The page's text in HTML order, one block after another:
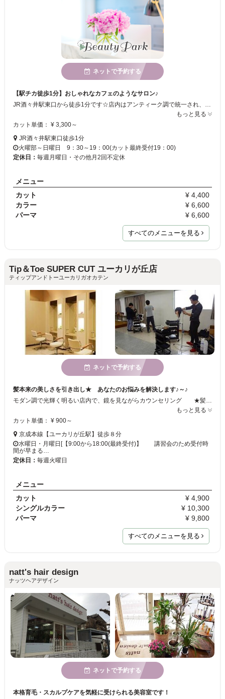
ネットで予約する
【駅チカ徒歩1分】おしゃれなカフェのようなサロン♪
JR酒々井駅東口から徒歩1分です☆店内はアンティーク調で統一され、おしゃれなカフェのようです☆少数サロンなので、リラックスして施術を受けられます☆丁寧なカウンセリングで、セットしやすいスタイルを提案いたします♪
もっと見る
カット単価： ¥ 3,300～
JR酒々井駅東口徒歩1分
火曜部～日曜日 9：30～19：00(カット最終受付19：00)
定休日： 毎週月曜日・その他月2回不定休
メニュー
カット
¥ 4,400
カラー
¥ 6,600
パーマ
¥ 6,600
すべてのメニューを見る
Tip＆Toe SUPER CUT ユーカリが丘店
ティップアンドトーユーカリガオカテン
ネットで予約する
髪本来の美しさを引き出し★ あなたのお悩みを解決します♪～♪
モダン調で光輝く明るい店内で、鏡を見ながらカウンセリング ★髪の内側から輝くツヤ★ 髪本来の美しさを引き出すメニューが豊富です♪ 一緒に話して、違う魅力をみつけたり、一緒にあなたのお悩みを解決します♪ もちらんシュチュエーションによってもアレンジ自在！
もっと見る
カット単価： ¥ 900～
京成本線【ユーカリが丘駅】徒歩８分
水曜日・月曜日[【9:00から18:00(最終受付)】 講習会のため受付時
間が早まる…
定休日： 毎週火曜日
メニュー
カット
¥ 4,900
シングルカラー
¥ 10,300
パーマ
¥ 9,800
すべてのメニューを見る
natt's hair design
ナッツヘアデザイン
ネットで予約する
本格育毛・スカルプケアを気軽に受けられる美容室です！